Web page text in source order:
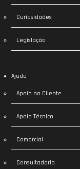
Curiosidades
Legislação
Ajuda
Apoio ao Cliente
Apoio Técnico
Comercial
Consultadoria